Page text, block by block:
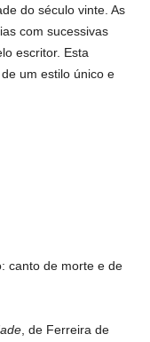
do século vinte. As
com sucessivas
escritor. Esta
um estilo único e
canto de morte e de
, de Ferreira de